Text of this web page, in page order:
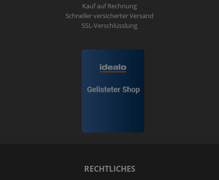
Kauf auf Rechnung
Schneller versicherter Versand
SSL-Verschlüsslung
RECHTLICHES